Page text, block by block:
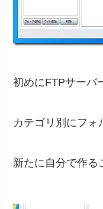
初めにFTPサーバ
カテゴリ別にフォ
新たに自分で作る